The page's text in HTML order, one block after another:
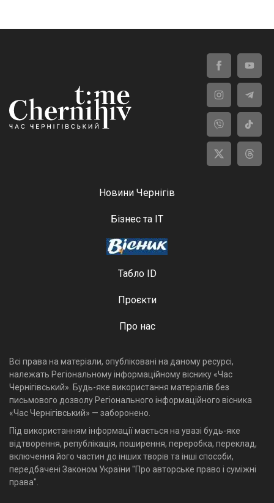
Новини Чернігів
Бізнес та ІТ
Табло ID
Проєкти
Про нас
Всі права на матеріали, опубліковані на даному ресурсі,
належать Регіональному інформаційному віснику «Час
Чернігівський». Будь-яке використання матеріалів без
письмового дозволу Регіонального інформаційного вісника
«Час Чернігівський» — заборонено.
Під використанням інформації мається на увазі будь-яке
відтворення, републікація, поширення, переробка, переклад,
включення його частин до інших творів та інші способи,
передбачені Законом України "Про авторське право і суміжні
права".